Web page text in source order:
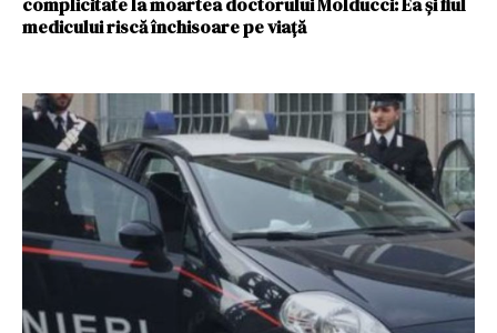
medicului riscă închisoare pe viață